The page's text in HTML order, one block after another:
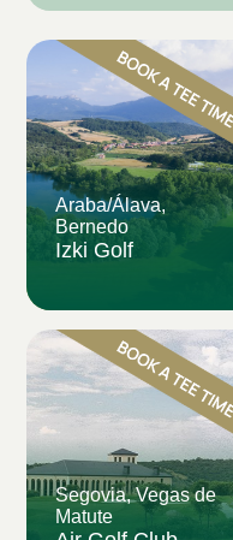
Araba/Álava,
Bernedo
Izki Golf
Segovia, Vegas de
Matute